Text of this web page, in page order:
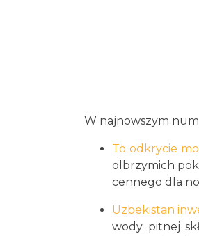
W najnowszym
To odkrycie
olbrzymich
cennego dla
Uzbekistan
wody pitnej